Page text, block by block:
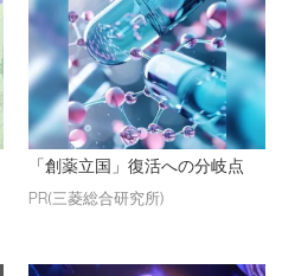
「創薬立国」復活への分岐点
PR(三菱総合研究所)